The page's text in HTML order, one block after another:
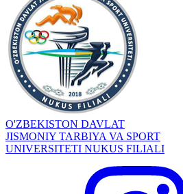
O'ZBEKISTON DAVLAT
JISMONIY TARBIYA VA SPORT
UNIVERSITETI NUKUS FILIALI